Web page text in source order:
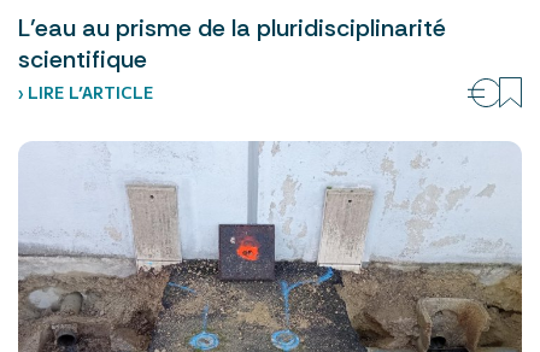
L’eau au prisme de la pluridisciplinarité
scientifique
› LIRE L’ARTICLE